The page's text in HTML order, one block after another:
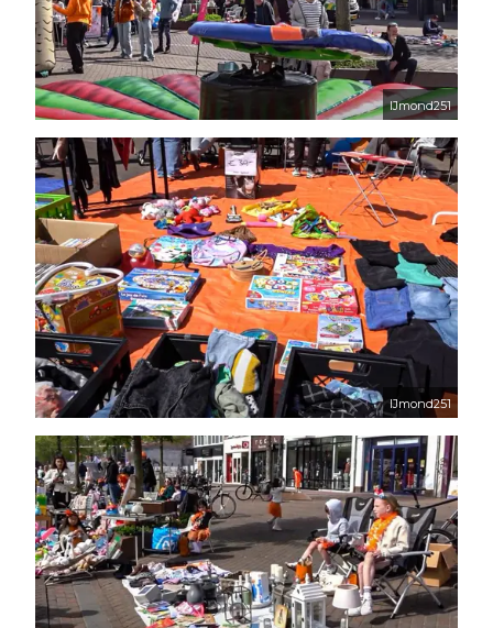
IJmond251
IJmond251